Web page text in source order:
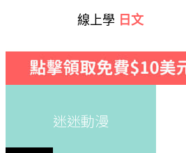
線上學 日文
迷迷動漫